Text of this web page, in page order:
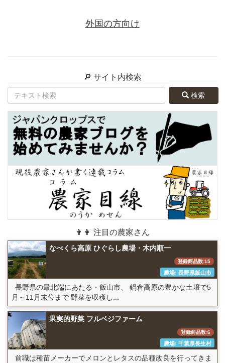
外国の方向け
🔎 サイト内検索
検索
👨👩 注目の農家さん
なべくら高原 ひぐらし農場・木内順一
登録商品数:15
農場: 長野県飯山市
長野県の最北端にあたる・飯山市、 鍋倉高原の豊かな土壌で5
月～11月末位まで 野菜を収穫し...
果実的野菜 フルベジファーム
登録商品数:6
農場: 千葉県長生村
前職は種苗メーカーでメロンとレタスの品種改良を行ってきま